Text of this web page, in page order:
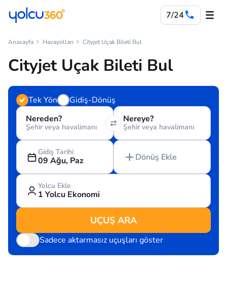
7/24
Anasayfa Havayolları Cityjet Uçak Bileti Bul
Cityjet Uçak Bileti Bul
Tek Yön
Gidiş-Dönüş
Nereden?
Şehir veya havalimanı
Nereye?
Şehir veya havalimanı
Gidiş Tarihi
09 Ağu, Paz Dönüş Ekle
Yolcu Ekle
1 Yolcu Ekonomi
UÇUŞ ARA
Sadece aktarmasız uçuşları göster